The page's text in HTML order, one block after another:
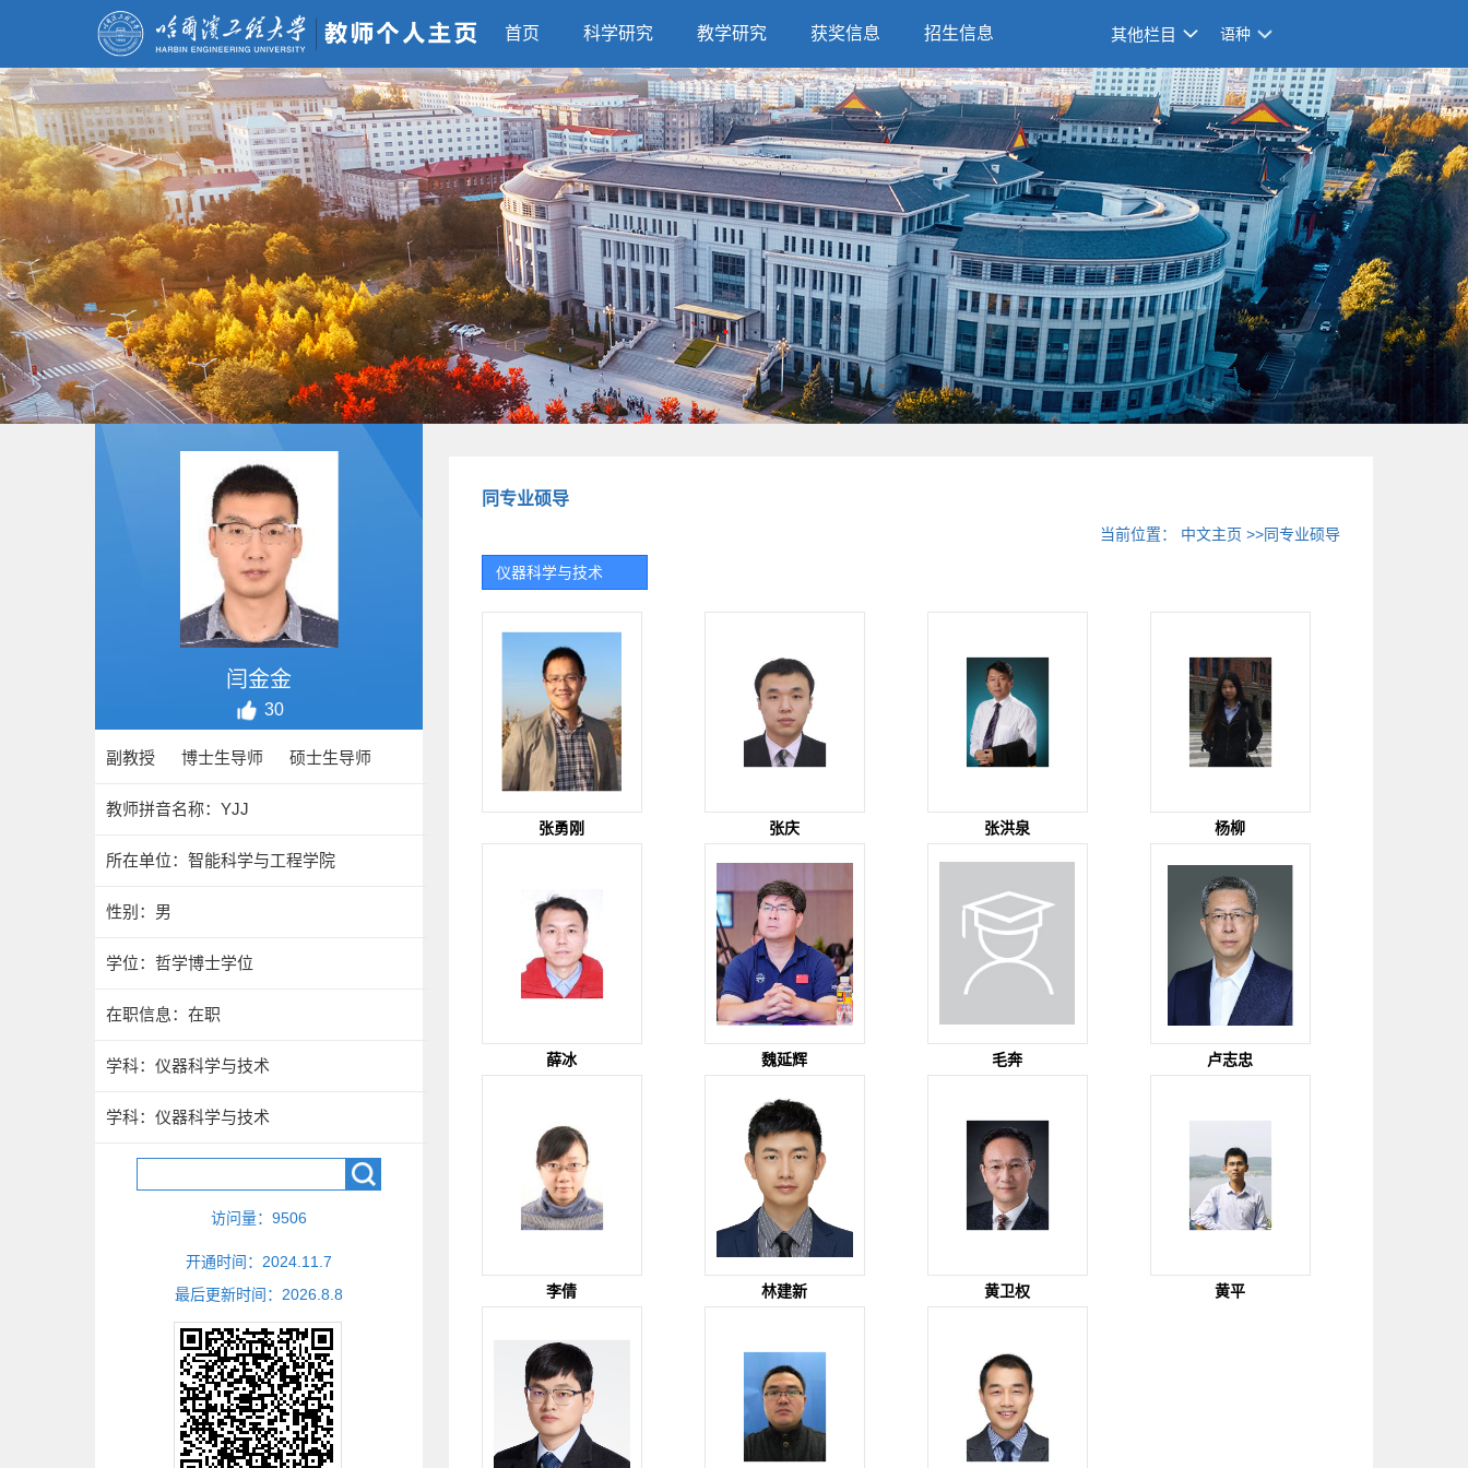
首页 科学研究 教学研究 获奖信息 招生信息 其他栏目 语种
闫金金
30
副教授 博士生导师 硕士生导师
教师拼音名称：YJJ
所在单位：智能科学与工程学院
性别：男
学位：哲学博士学位
在职信息：在职
学科：仪器科学与技术
学科：仪器科学与技术
访问量： 9506
开通时间： 2024 11 7
最后更新时间： 2026 8 8
同专业硕导
当前位置： 中文主页 >>同专业硕导
仪器科学与技术
张勇刚 张庆 张洪泉 杨柳
薛冰 魏延辉 毛奔 卢志忠
李倩 林建新 黄卫权 黄平